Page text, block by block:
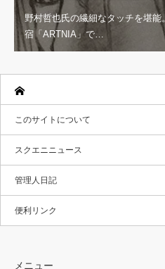
野村哲也氏の繊細なタッチを堪
宿「ARTNIA」で…
このサイトについて
スクエニニュース
管理人日記
便利リンク
メニュー